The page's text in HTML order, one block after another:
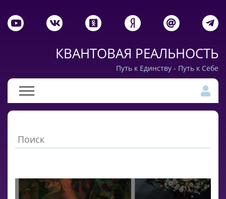
КВАНТОВАЯ РЕАЛЬНОСТЬ
Путь к Единству - Путь к Себе